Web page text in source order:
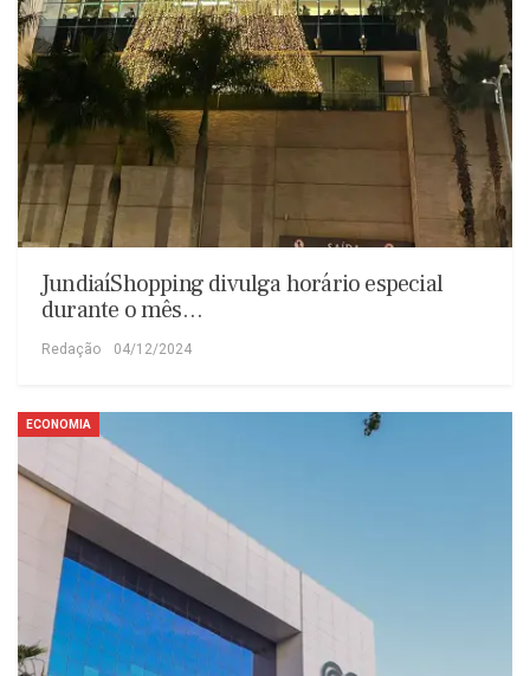
JundiaíShopping divulga horário especial
durante o mês…
Redação 04/12/2024
ECONOMIA